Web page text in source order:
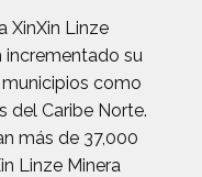
XinXin Linze
incrementado su
como
del Caribe Norte.
más de 37,000
Linze Minera